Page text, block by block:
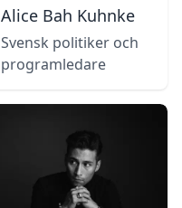
Alice Bah Kuhnke
Svensk politiker och
programledare